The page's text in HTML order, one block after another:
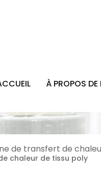
À PROPOS DE
de transfert de
chaleur de tissu poly